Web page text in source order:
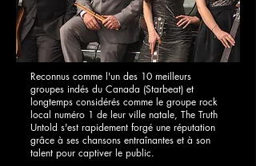
Reconnus comme l'un des 10 meilleurs
groupes indés du Canada (Starbeat) et
longtemps considérés comme le groupe rock
local numéro 1 de leur ville natale, The Truth
Untold s'est rapidement forgé une réputation
grâce à ses chansons entraînantes et à son
talent pour captiver le public.